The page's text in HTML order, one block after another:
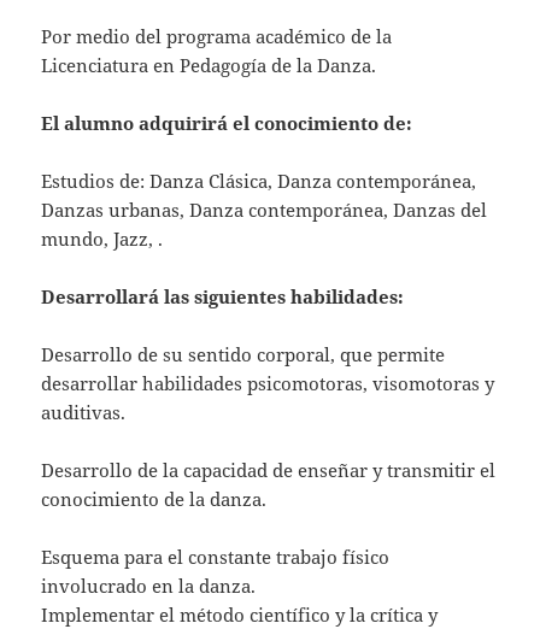
Por medio del programa académico de la
Licenciatura en Pedagogía de la Danza.
El alumno adquirirá el conocimiento de:
Estudios de: Danza Clásica, Danza contemporánea,
Danzas urbanas, Danza contemporánea, Danzas del
mundo, Jazz, .
Desarrollará las siguientes habilidades:
Desarrollo de su sentido corporal, que permite
desarrollar habilidades psicomotoras, visomotoras y
auditivas.
Desarrollo de la capacidad de enseñar y transmitir el
conocimiento de la danza.
Esquema para el constante trabajo físico
involucrado en la danza.
Implementar el método científico y la crítica y